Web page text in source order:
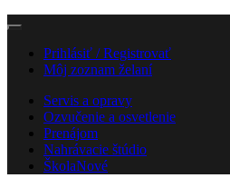
Prihlásiť / Registrovať
Môj zoznam želaní
Servis a opravy
Ozvučenie a osvetlenie
Prenájom
Nahrávacie štúdio
ŠkolaNové